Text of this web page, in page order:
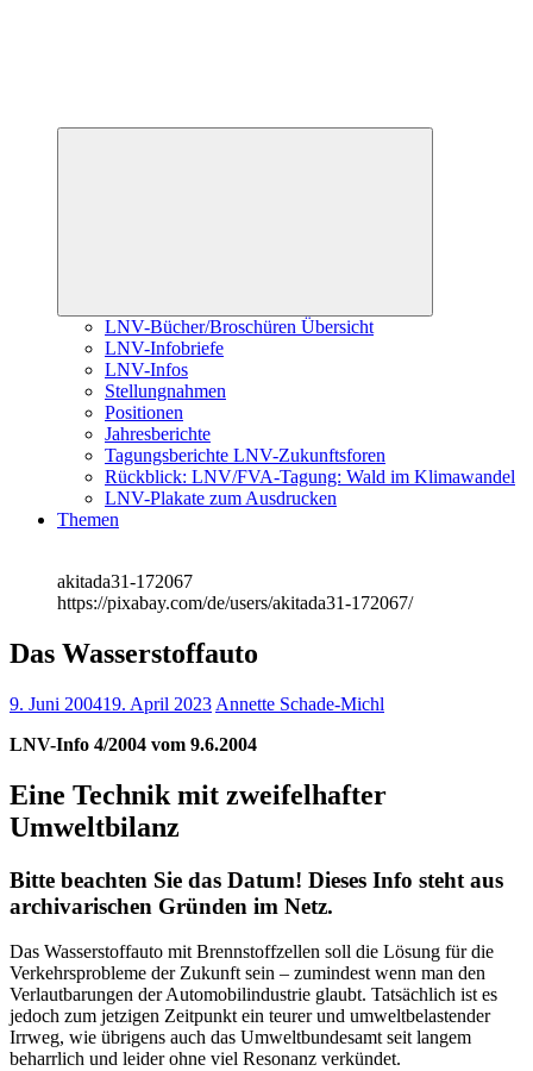
LNV-Bücher/Broschüren Übersicht
LNV-Infobriefe
LNV-Infos
Stellungnahmen
Positionen
Jahresberichte
Tagungsberichte LNV-Zukunftsforen
Rückblick: LNV/FVA-Tagung: Wald im Klimawandel
LNV-Plakate zum Ausdrucken
Themen
akitada31-172067
https://pixabay.com/de/users/akitada31-172067/
Das Wasserstoffauto
9. Juni 200419. April 2023 Annette Schade-Michl
LNV-Info 4/2004 vom 9.6.2004
Eine Technik mit zweifelhafter
Umweltbilanz
Bitte beachten Sie das Datum! Dieses Info steht aus
archivarischen Gründen im Netz.
Das Wasserstoffauto mit Brennstoffzellen soll die Lösung für die
Verkehrsprobleme der Zukunft sein – zumindest wenn man den
Verlautbarungen der Automobilindustrie glaubt. Tatsächlich ist es
jedoch zum jetzigen Zeitpunkt ein teurer und umweltbelastender
Irrweg, wie übrigens auch das Umweltbundesamt seit langem
beharrlich und leider ohne viel Resonanz verkündet.